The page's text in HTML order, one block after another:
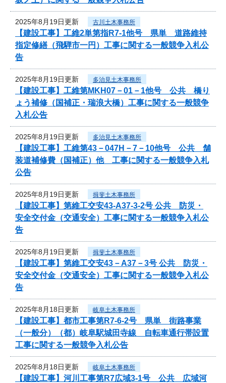
2025年8月19日更新 古川土木事務所
【建設工事】工維2単第指R7-1他号 県単 道路維持
指定修繕（飛騨市一円）工事に関する一般競争入札公
告
2025年8月19日更新 多治見土木事務所
【建設工事】工維第MKH07－01－1他号 公共 橋り
ょう補修（国補正・瑞浪大橋）工事に関する一般競争
入札公告
2025年8月19日更新 多治見土木事務所
【建設工事】工維第43－047H－7－10他号 公共 舗
装道補修費（国補正）他 工事に関する一般競争入札
公告
2025年8月19日更新 揖斐土木事務所
【建設工事】第維工交安43-A37-3-2号 公共 防災・
安全交付金（交通安全）工事に関する一般競争入札公
告
2025年8月19日更新 揖斐土木事務所
【建設工事】第維工交安43－A37－3号 公共 防災・
安全交付金（交通安全）工事に関する一般競争入札公
告
2025年8月18日更新 岐阜土木事務所
【建設工事】都市工事第R7-6-2号 県単 街路事業
（一般分）（都）岐阜駅城田寺線 自転車通行帯設置
工事に関する一般競争入札公告
2025年8月18日更新 岐阜土木事務所
【建設工事】河川工事第R7広域3-1号 公共 広域河